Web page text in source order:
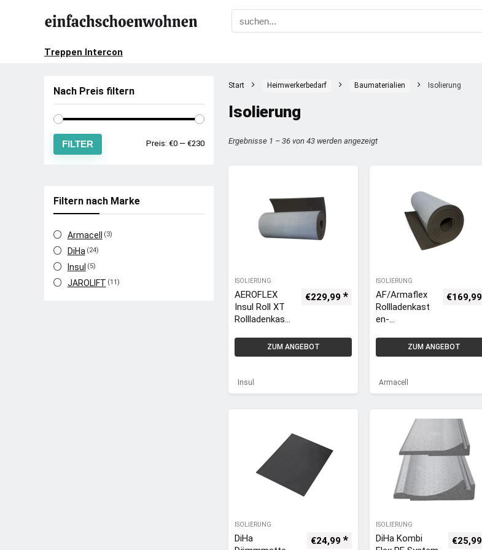
Treppen Intercon
Nach Preis filtern
Min.
Max.
FILTER Preis: €0 — €230
Filtern nach Marke
Armacell (3)
DiHa (24)
Insul (5)
JAROLIFT (11)
Start Heimwerkerbedarf Baumaterialien Isolierung
Isolierung
Ergebnisse 1 – 36 von 43 werden angezeigt
ISOLIERUNG
AEROFLEX
Insul Roll XT
Rollladenkast
Isoliermatte/-
Dämmmatte
m = 15 qm
€229,99
ZUM ANGEBOT
Insul
ISOLIERUNG
AF/Armaflex
Rollladenkast
en-
-Dämmmatte
10mm / 1000
Armacell
€169,99
ZUM ANGEBOT
Armacell
ISOLIERUNG
DiHa
€24,99
ISOLIERUNG
DiHa Kombi
€25,99